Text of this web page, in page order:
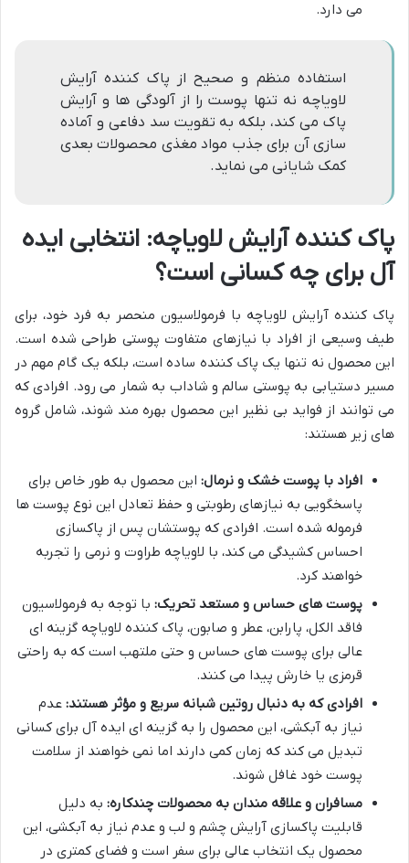
می دارد.
استفاده منظم و صحیح از پاک کننده آرایش
لاویاچه نه تنها پوست را از آلودگی ها و آرایش
پاک می کند، بلکه به تقویت سد دفاعی و آماده
سازی آن برای جذب مواد مغذی محصولات بعدی
کمک شایانی می نماید.
پاک کننده آرایش لاویاچه: انتخابی ایده
آل برای چه کسانی است؟
پاک کننده آرایش لاویاچه با فرمولاسیون منحصر به فرد خود، برای
طیف وسیعی از افراد با نیازهای متفاوت پوستی طراحی شده است.
این محصول نه تنها یک پاک کننده ساده است، بلکه یک گام مهم در
مسیر دستیابی به پوستی سالم و شاداب به شمار می رود. افرادی که
می توانند از فواید بی نظیر این محصول بهره مند شوند، شامل گروه
های زیر هستند:
افراد با پوست خشک و نرمال: این محصول به طور خاص برای
پاسخگویی به نیازهای رطوبتی و حفظ تعادل این نوع پوست ها
فرموله شده است. افرادی که پوستشان پس از پاکسازی
احساس کشیدگی می کند، با لاویاچه طراوت و نرمی را تجربه
خواهند کرد.
پوست های حساس و مستعد تحریک: با توجه به فرمولاسیون
فاقد الکل، پارابن، عطر و صابون، پاک کننده لاویاچه گزینه ای
عالی برای پوست های حساس و حتی ملتهب است که به راحتی
قرمزی یا خارش پیدا می کنند.
افرادی که به دنبال روتین شبانه سریع و مؤثر هستند: عدم
نیاز به آبکشی، این محصول را به گزینه ای ایده آل برای کسانی
تبدیل می کند که زمان کمی دارند اما نمی خواهند از سلامت
پوست خود غافل شوند.
مسافران و علاقه مندان به محصولات چندکاره: به دلیل
قابلیت پاکسازی آرایش چشم و لب و عدم نیاز به آبکشی، این
محصول یک انتخاب عالی برای سفر است و فضای کمتری در